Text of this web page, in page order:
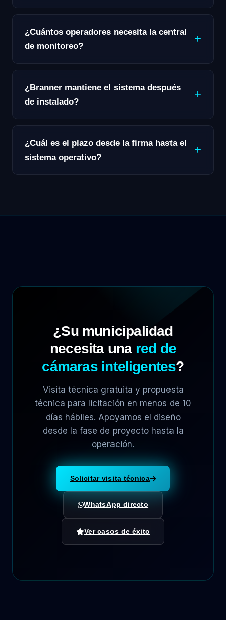
¿Cuántos operadores necesita la central
de monitoreo?
¿Branner mantiene el sistema después
de instalado?
¿Cuál es el plazo desde la firma hasta el
sistema operativo?
¿Su municipalidad
necesita una red de
cámaras inteligentes?
Visita técnica gratuita y propuesta
técnica para licitación en menos de 10
días hábiles. Apoyamos el diseño
desde la fase de proyecto hasta la
operación.
Solicitar visita técnica
WhatsApp directo
Ver casos de éxito